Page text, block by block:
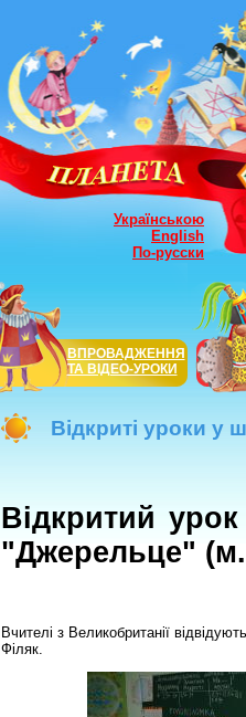
Українською
English
По-русски
ВПРОВАДЖЕННЯ
ТА ВІДЕО-УРОКИ
Відкриті уроки у
Відкритий
"Джерельце" (м.
Вчителі з Великобританії
Філяк.